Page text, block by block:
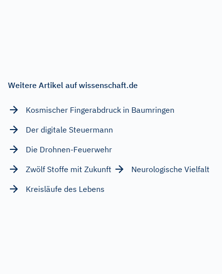
Weitere Artikel auf wissenschaft.de
Kosmischer Fingerabdruck in Baumringen
Der digitale Steuermann
Die Drohnen-Feuerwehr
Zwölf Stoffe mit Zukunft
Neurologische Vielfalt
Kreisläufe des Lebens